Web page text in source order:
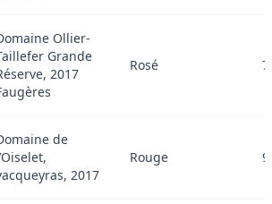
Ollier-
Grande
2017
Rosé
de
2017
Rouge